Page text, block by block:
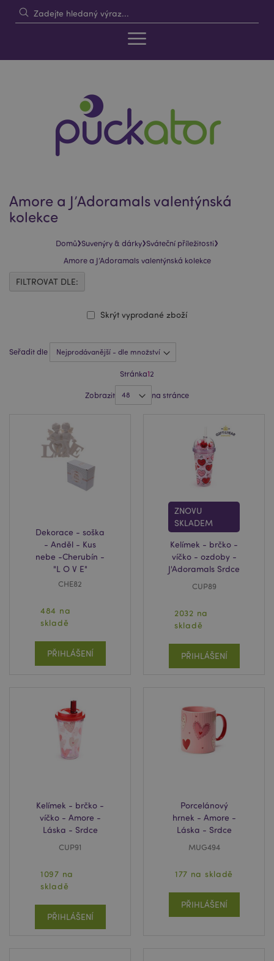
Amore a J’Adoramals valentýnská
kolekce
Domů›Suvenýry & dárky›Sváteční příležitosti›
Amore a J’Adoramals valentýnská kolekce
Seřadit dle
Stránka12
Zobrazit na stránce
Dekorace - soška
- Anděl - Kus
nebe -Cherubín -
"L O V E"
CHE82
484 na
skladě
PŘIHLÁŠENÍ
ZNOVU
SKLADEM
Kelímek - brčko -
víčko - ozdoby -
J'Adoramals Srdce
CUP89
2032 na
skladě
PŘIHLÁŠENÍ
Kelímek - brčko -
víčko - Amore -
Láska - Srdce
CUP91
1097 na
skladě
PŘIHLÁŠENÍ
Porcelánový
hrnek - Amore -
Láska - Srdce
MUG494
177 na skladě
PŘIHLÁŠENÍ
Skrýt vyprodané zboží
FILTROVAT DLE: